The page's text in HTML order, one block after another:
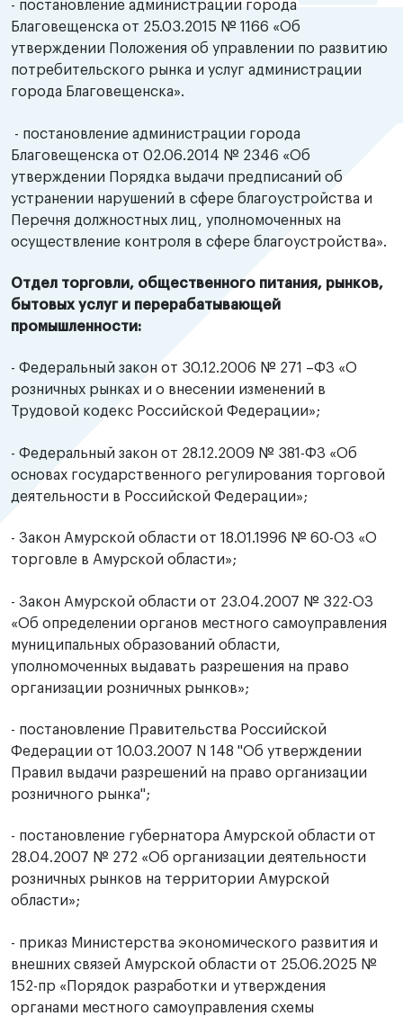
- постановление администрации города
Благовещенска от 25.03.2015 № 1166 «Об
утверждении Положения об управлении по развитию
потребительского рынка и услуг администрации
города Благовещенска».
- постановление администрации города
Благовещенска от 02.06.2014 № 2346 «Об
утверждении Порядка выдачи предписаний об
устранении нарушений в сфере благоустройства и
Перечня должностных лиц, уполномоченных на
осуществление контроля в сфере благоустройства».
Отдел торговли, общественного питания, рынков,
бытовых услуг и перерабатывающей
промышленности:
- Федеральный закон от 30.12.2006 № 271 –ФЗ «О
розничных рынках и о внесении изменений в
Трудовой кодекс Российской Федерации»;
- Федеральный закон от 28.12.2009 № 381-ФЗ «Об
основах государственного регулирования торговой
деятельности в Российской Федерации»;
- Закон Амурской области от 18.01.1996 № 60-ОЗ «О
торговле в Амурской области»;
- Закон Амурской области от 23.04.2007 № 322-ОЗ
«Об определении органов местного самоуправления
муниципальных образований области,
уполномоченных выдавать разрешения на право
организации розничных рынков»;
- постановление Правительства Российской
Федерации от 10.03.2007 N 148 "Об утверждении
Правил выдачи разрешений на право организации
розничного рынка";
- постановление губернатора Амурской области от
28.04.2007 № 272 «Об организации деятельности
розничных рынков на территории Амурской
области»;
- приказ Министерства экономического развития и
внешних связей Амурской области от 25.06.2025 №
152-пр «Порядок разработки и утверждения
органами местного самоуправления схемы